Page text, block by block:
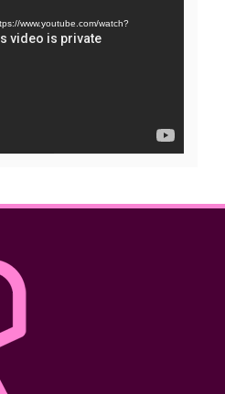
www.youtube.com/watch?